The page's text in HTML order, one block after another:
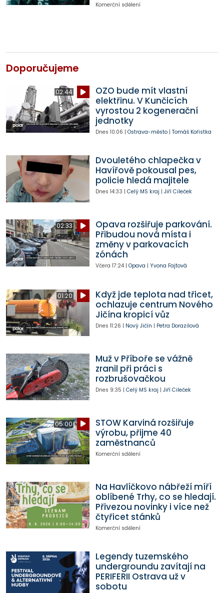
Komerční sdělení
Doporučujeme
02:44
OZO bude mít vlastní
elektřinu. V Kunčicích
vyrostou 2 kogenerační
jednotky
Dnes 10:06 | Ostrava-město| Tomáš Kořistka
Dvouletého chlapečka v
Havířově pokousal pes,
policie hledá majitele
Dnes 14:33 | Celý MS kraj | Jiří Cileček
02:33
Opava rozšiřuje parkování.
Přibudou nová místa i
změny v parkovacích
zónách
Včera 17:24| Opava | Yvona Fajtová
01:20
Když jde teplota nad třicet,
ochlazuje centrum Nového
Jičína kropicí vůz
Dnes 11:26 | Nový Jičín | Petra Dorazilová
Muž v Příboře se vážně
zranil při práci s
rozbrušovačkou
Dnes 9:35 | Celý MS kraj | Jiří Cileček
05:00
STOW Karviná rozšiřuje
výrobu, přijme 40
zaměstnanců
Komerční sdělení
Na Havlíčkovo nábřeží míří
oblíbené Trhy, co se hledají.
Přivezou novinky i více než
čtyřicet stánků
Komerční sdělení
Legendy tuzemského
undergroundu zavítají na
PERIFERII Ostrava už v
sobotu